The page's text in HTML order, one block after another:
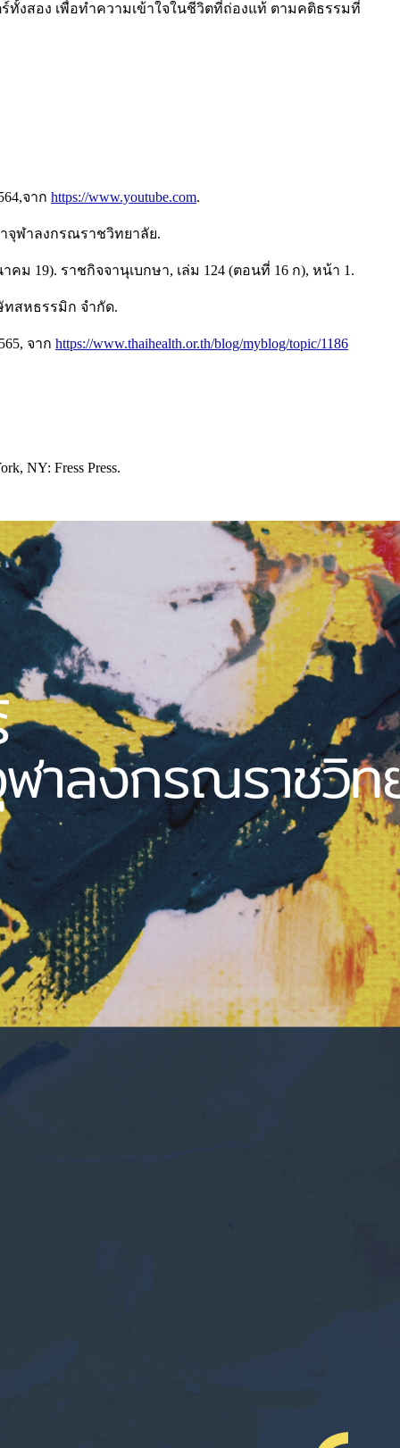
งสอง เพื่อทำความเข้าใจในชีวิตที่ถ่องแท้ ตามคติธรรมที่
จาก https://www.youtube.com.
จุฬาลงกรณราชวิทยาลัย.
19). ราชกิจจานุเบกษา, เล่ม 124 (ตอนที่ 16 ก), หน้า 1.
ทสหธรรมิก จำกัด.
จาก https://www.thaihealth.or.th/blog/myblog/topic/1186
NY: Fress Press.